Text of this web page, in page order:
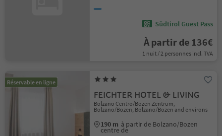
Südtirol Guest Pass
À partir de 136€
1 nuit / 2 personnes incl. TVA
Réservable en ligne
FEICHTER HOTEL & LIVING
Bolzano Centro/Bozen Zentrum,
Bolzano/Bozen, Bolzano/Bozen and environs
190 m à partir de Bolzano/Bozen
centre de